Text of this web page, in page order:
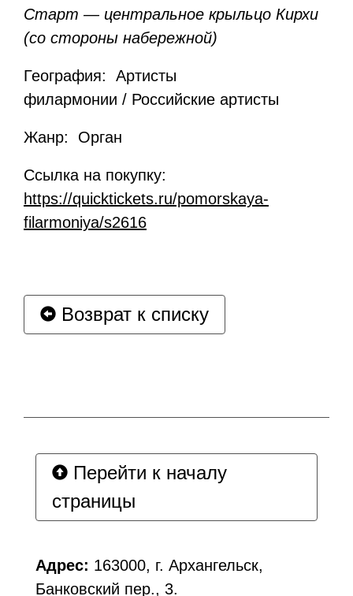
Старт — центральное крыльцо Кирхи
(со стороны набережной)
География: Артисты
филармонии / Российские артисты
Жанр: Орган
Ссылка на покупку:
https://quicktickets.ru/pomorskaya-
filarmoniya/s2616
Возврат к списку
Перейти к началу
страницы
Адрес: 163000, г. Архангельск,
Банковский пер., 3.